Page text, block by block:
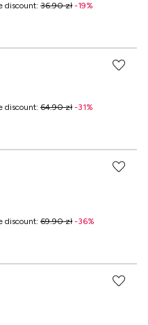
discount: 36.90 zł -19%
discount: 64.90 zł -31%
discount: 69.90 zł -36%